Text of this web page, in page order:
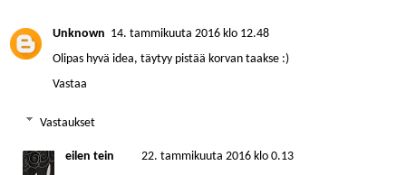
Unknown 14. tammikuuta 2016 klo 12.48
Olipas hyvä idea, täytyy pistää korvan taakse :)
Vastaa
Vastaukset
eilen tein
22. tammikuuta 2016 klo 0.13